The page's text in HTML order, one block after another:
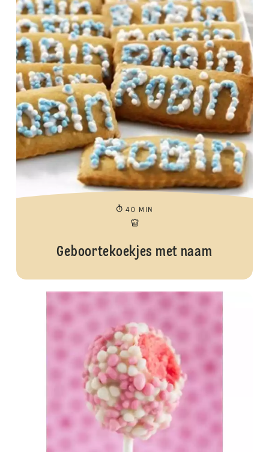
40 MIN
Geboortekoekjes met naam